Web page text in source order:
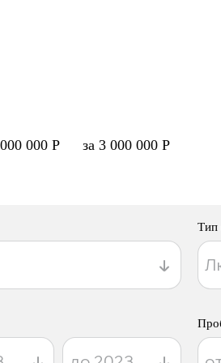
000 Р за 3 000 000 Р
Тип